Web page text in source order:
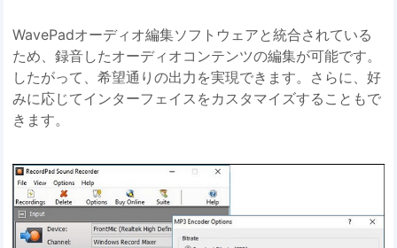
WavePadオーディオ編集ソフトウェアと統合されている
ため、録音したオーディオコンテンツの編集が可能です。
したがって、希望通りの出力を実現できます。さらに、好
みに応じてインターフェイスをカスタマイズすることもで
きます。